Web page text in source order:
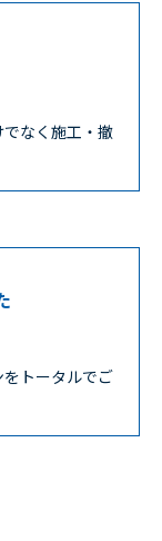
なく施工・撤
トータルでご